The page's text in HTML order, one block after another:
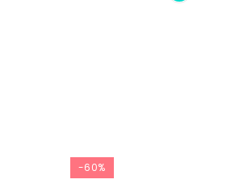
-60%